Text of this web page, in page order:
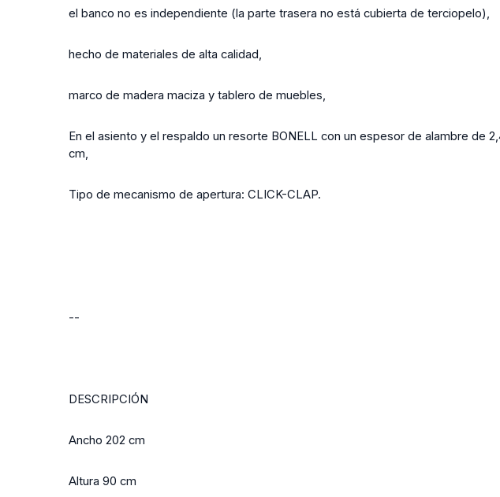
el banco no es independiente (la parte trasera no está cubierta de terciopelo),
hecho de materiales de alta calidad,
marco de madera maciza y tablero de muebles,
En el asiento y el respaldo un resorte BONELL con un espesor de alambre de
cm,
Tipo de mecanismo de apertura: CLICK-CLAP.
--
DESCRIPCIÓN
Ancho 202 cm
Altura 90 cm